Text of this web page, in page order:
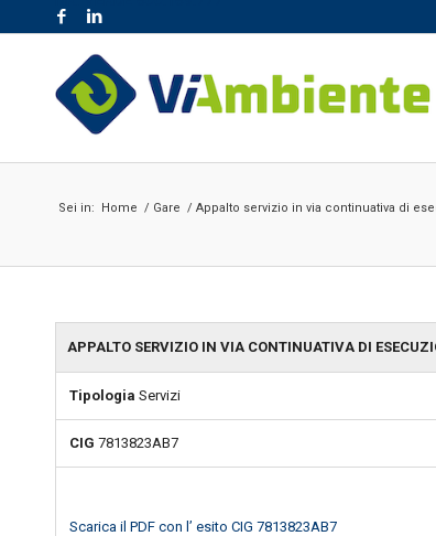
Sei in: Home / Gare / Appalto servizio in via continuativa di
APPALTO SERVIZIO IN VIA CONTINUATIVA DI
Tipologia Servizi
CIG 7813823AB7
Scarica il PDF con l’ esito CIG 7813823AB7